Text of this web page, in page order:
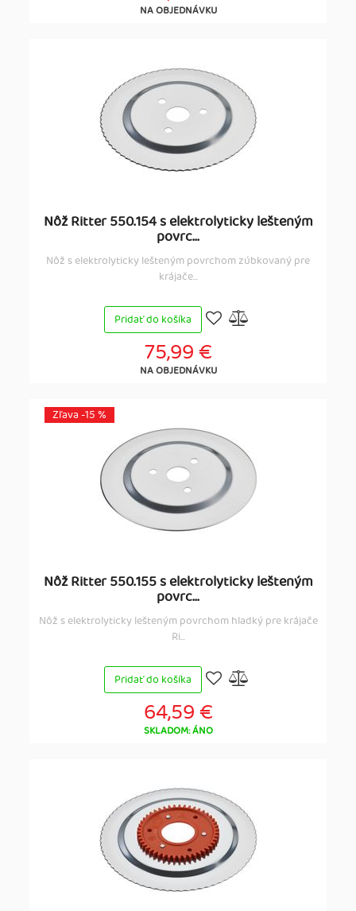
NA OBJEDNÁVKU
Nôž Ritter 550.154 s elektrolyticky lešteným
povrc...
Nôž s elektrolyticky lešteným povrchom zúbkovaný pre
krájače...
Pridať do košíka
75,99 €
NA OBJEDNÁVKU
Zľava -15 %
Nôž Ritter 550.155 s elektrolyticky lešteným
povrc...
Nôž s elektrolyticky lešteným povrchom hladký pre krájače
Ri...
Pridať do košíka
64,59 €
SKLADOM: ÁNO